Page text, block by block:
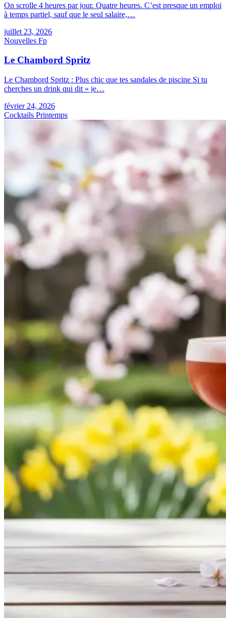
On scrolle 4 heures par jour. Quatre heures. C’est presque un emploi
à temps partiel, sauf que le seul salaire,…
juillet 23, 2026
Nouvelles Fp
Le Chambord Spritz
Le Chambord Spritz : Plus chic que tes sandales de piscine Si tu
cherches un drink qui dit « je…
février 24, 2026
Cocktails Printemps